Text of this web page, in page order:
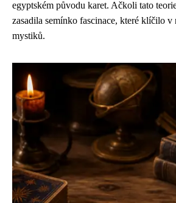
egyptském původu karet. Ačkoli tato
zasadila semínko fascinace, které klíčilo v
mystiků.